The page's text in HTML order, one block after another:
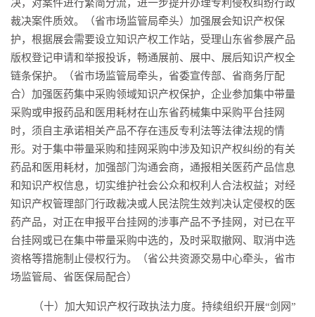
决，对案件进行繁简分流，进一步提升办理专利侵权纠纷行政
裁决案件质效。（省市场监管局牵头）加强展会知识产权保
护，根据展会需要设立知识产权工作站，受理山东省参展产品
版权登记申请和举报投诉，畅通展前、展中、展后知识产权全
链条保护。（省市场监管局牵头，省委宣传部、省商务厅配
合）加强医药集中采购领域知识产权保护，企业参加集中带量
采购或申报药品和医用耗材在山东省药械集中采购平台挂网
时，须自主承诺相关产品不存在违反专利法等法律法规的情
形。对于集中带量采购和挂网采购中涉及知识产权纠纷的有关
药品和医用耗材，加强部门沟通会商，通报相关医药产品信息
和知识产权信息，切实维护社会公众和权利人合法权益；对经
知识产权管理部门行政裁决或人民法院生效判决认定侵权的医
药产品，对正在申报平台挂网的涉事产品不予挂网，对已在平
台挂网或已在集中带量采购中选的，及时采取撤网、取消中选
资格等措施制止侵权行为。（省公共资源交易中心牵头，省市
场监管局、省医保局配合）
（十）加大知识产权行政执法力度。持续组织开展“剑网”